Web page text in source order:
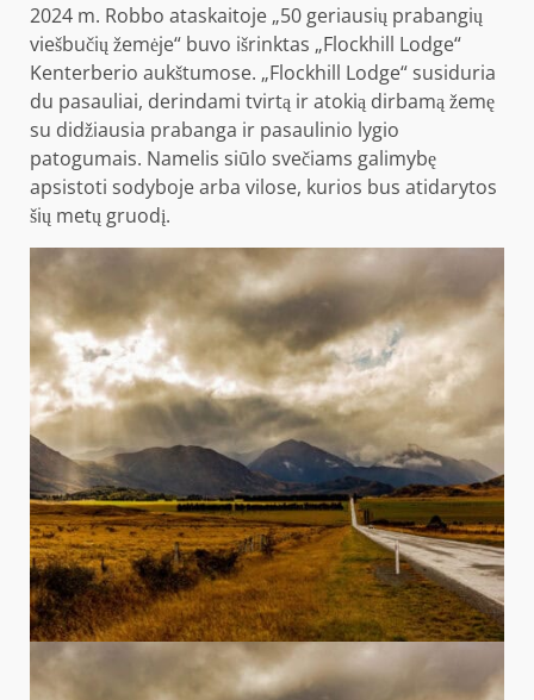
2024 m. Robbo ataskaitoje „50 geriausių prabangių
viešbučių žemėje“ buvo išrinktas „Flockhill Lodge“
Kenterberio aukštumose. „Flockhill Lodge“ susiduria
du pasauliai, derindami tvirtą ir atokią dirbamą žemę
su didžiausia prabanga ir pasaulinio lygio
patogumais. Namelis siūlo svečiams galimybę
apsistoti sodyboje arba vilose, kurios bus atidarytos
šių metų gruodį.